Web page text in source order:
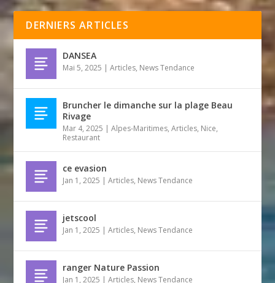
DERNIERS ARTICLES
DANSEA
Mai 5, 2025 |Articles, News Tendance
Bruncher le dimanche sur la plage Beau
Rivage
Mar 4, 2025 |Alpes-Maritimes,Articles, Nice,
Restaurant
ce evasion
Jan 1, 2025 |Articles, News Tendance
jetscool
Jan 1, 2025 |Articles, News Tendance
ranger Nature Passion
Jan 1, 2025 |Articles, News Tendance